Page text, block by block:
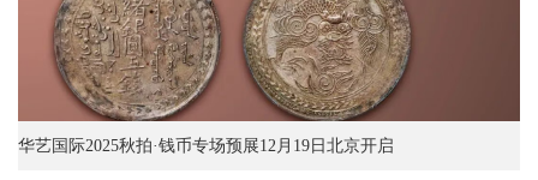
华艺国际2025秋拍·钱币专场预展12月19日北京开启